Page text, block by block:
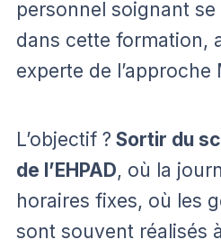
personnel soignant
dans cette formation,
experte de l’approche
L’objectif ? Sortir du
de l’EHPAD, où la
horaires fixes, où les
sont souvent réalisés